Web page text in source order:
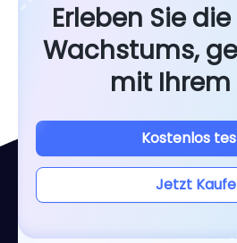
Erleben Sie
Wachstums,
mit Ihrem
Kostenlos
Jetzt